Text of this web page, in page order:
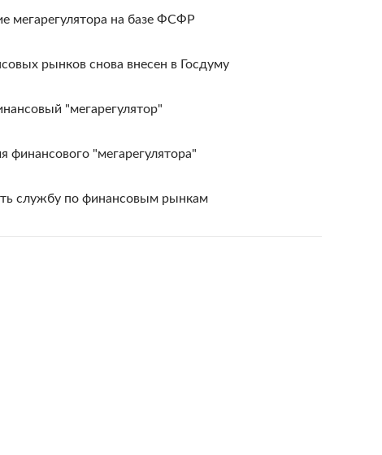
мегарегулятора на базе ФСФР
рынков снова внесен в Госдуму
"мегарегулятор"
финансового "мегарегулятора"
службу по финансовым рынкам